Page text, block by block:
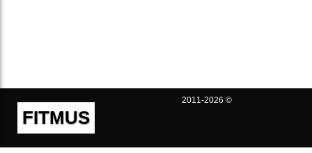
FITMUS
2011-2026 ©